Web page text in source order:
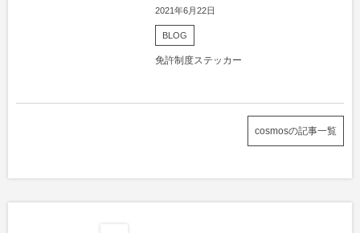
2021年6月22日
BLOG
免許制度ステッカー
cosmosの記事一覧